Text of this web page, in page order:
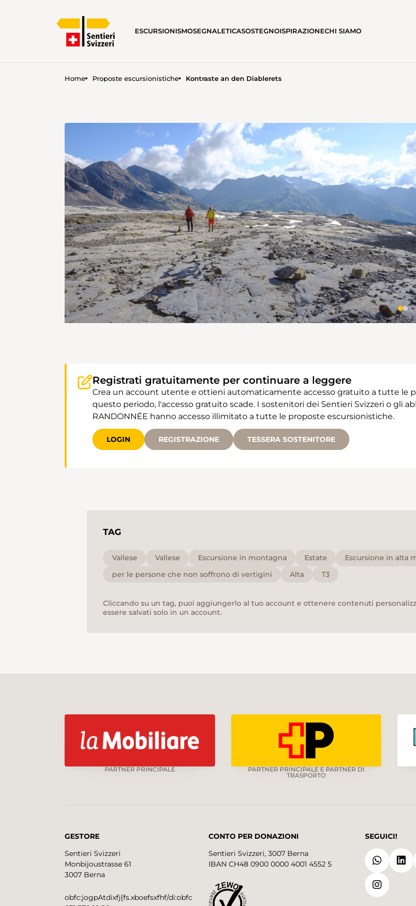
ESCURSIONISMOSEGNALETICASOSTEGNOISPIRAZIONECHI SIAMO
Home Proposte escursionistiche Kontraste an den Diablerets
Registrati gratuitamente per continuare a leggere
Crea un account utente e ottieni automaticamente accesso gratuito a tutte le
questo periodo, l'accesso gratuito scade. I sostenitori dei Sentieri Svizzeri o gli
RANDONNÉE hanno accesso illimitato a tutte le proposte escursionistiche.
LOGIN REGISTRAZIONE TESSERA SOSTENITORE
TAG
Vallese Vallese Escursione in montagna Estate Escursione in alta
per le persone che non soffrono di vertigini
Alta T3
Cliccando su un tag, puoi aggiungerlo al tuo account e ottenere contenuti
essere salvati solo in un account.
PARTNER PRINCIPALE
PARTNER PRINCIPALE E PARTNER DI
TRASPORTO
GESTORE
Sentieri Svizzeri
Monbijoustrasse 61
3007 Berna
obfc:jogpAtdixfj{fs.xboefsxfhf/di:obfc
CONTO PER DONAZIONI
Sentieri Svizzeri, 3007 Berna
IBAN CH48 0900 0000 4001 4552 5
SEGUICI!